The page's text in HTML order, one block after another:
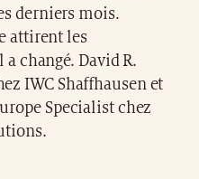
derniers mois.
attirent les
changé. David R.
IWC Shaffhausen et
Specialist chez